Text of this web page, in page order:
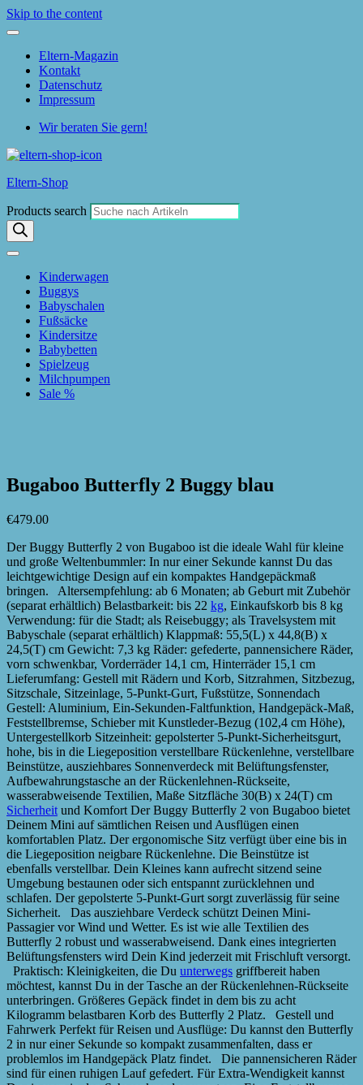
Skip to the content
Eltern-Magazin
Kontakt
Datenschutz
Impressum
Wir beraten Sie gern!
Eltern-Shop
Products search
Kinderwagen
Buggys
Babyschalen
Fußsäcke
Kindersitze
Babybetten
Spielzeug
Milchpumpen
Sale %
Bugaboo Butterfly 2 Buggy blau
€479.00
Der Buggy Butterfly 2 von Bugaboo ist die ideale Wahl für kleine
und große Weltenbummler: In nur einer Sekunde kannst Du das
leichtgewichtige Design auf ein kompaktes Handgepäckmaß
bringen. Altersempfehlung: ab 6 Monaten; ab Geburt mit Zubehör
(separat erhältlich) Belastbarkeit: bis 22 kg, Einkaufskorb bis 8 kg
Verwendung: für die Stadt; als Reisebuggy; als Travelsystem mit
Babyschale (separat erhältlich) Klappmaß: 55,5(L) x 44,8(B) x
24,5(T) cm Gewicht: 7,3 kg Räder: gefederte, pannensichere Räder,
vorn schwenkbar, Vorderräder 14,1 cm, Hinterräder 15,1 cm
Lieferumfang: Gestell mit Rädern und Korb, Sitzrahmen, Sitzbezug,
Sitzschale, Sitzeinlage, 5-Punkt-Gurt, Fußstütze, Sonnendach
Gestell: Aluminium, Ein-Sekunden-Faltfunktion, Handgepäck-Maß,
Feststellbremse, Schieber mit Kunstleder-Bezug (102,4 cm Höhe),
Untergestellkorb Sitzeinheit: gepolsterter 5-Punkt-Sicherheitsgurt,
hohe, bis in die Liegeposition verstellbare Rückenlehne, verstellbare
Beinstütze, ausziehbares Sonnenverdeck mit Belüftungsfenster,
Aufbewahrungstasche an der Rückenlehnen-Rückseite,
wasserabweisende Textilien, Maße Sitzfläche 30(B) x 24(T) cm
Sicherheit und Komfort Der Buggy Butterfly 2 von Bugaboo bietet
Deinem Mini auf sämtlichen Reisen und Ausflügen einen
komfortablen Platz. Der ergonomische Sitz verfügt über eine bis in
die Liegeposition neigbare Rückenlehne. Die Beinstütze ist
ebenfalls verstellbar. Dein Kleines kann aufrecht sitzend seine
Umgebung bestaunen oder sich entspannt zurücklehnen und
schlafen. Der gepolsterte 5-Punkt-Gurt sorgt zuverlässig für seine
Sicherheit. Das ausziehbare Verdeck schützt Deinen Mini-
Passagier vor Wind und Wetter. Es ist wie alle Textilien des
Butterfly 2 robust und wasserabweisend. Dank eines integrierten
Belüftungsfensters wird Dein Kind jederzeit mit Frischluft versorgt.
Praktisch: Kleinigkeiten, die Du unterwegs griffbereit haben
möchtest, kannst Du in der Tasche an der Rückenlehnen-Rückseite
unterbringen. Größeres Gepäck findet in dem bis zu acht
Kilogramm belastbaren Korb des Butterfly 2 Platz. Gestell und
Fahrwerk Perfekt für Reisen und Ausflüge: Du kannst den Butterfly
2 in nur einer Sekunde so kompakt zusammenfalten, dass er
problemlos im Handgepäck Platz findet. Die pannensicheren Räder
sind für einen ruhigen Lauf gefedert. Für Extra-Wendigkeit kannst